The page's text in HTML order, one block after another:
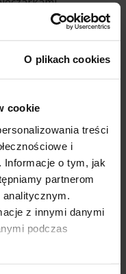
O plikach cookies
cookie
treści
i
Informacje o tym, jak
partnerom
z innymi danymi
podczas
|lip 8,
i borowikiem
Danie z
PRO
100 g Mielone